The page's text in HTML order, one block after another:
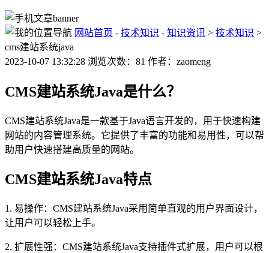
网站首页 - 技术知识 - 知识资讯 > 技术知识 >
cms建站系统java
2023-10-07 13:32:28 浏览次数：81 作者：zaomeng
CMS建站系统Java是什么？
CMS建站系统Java是一款基于Java语言开发的，用于快速构建
网站的内容管理系统。它提供了丰富的功能和易用性，可以帮
助用户快速搭建高质量的网站。
CMS建站系统Java特点
1. 易操作：CMS建站系统Java采用简单直观的用户界面设计，
让用户可以轻松上手。
2. 扩展性强：CMS建站系统Java支持插件式扩展，用户可以根